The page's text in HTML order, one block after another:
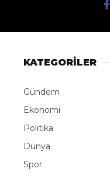
KATEGORİLER
Gündem
Ekonomi
Politika
Dünya
Spor